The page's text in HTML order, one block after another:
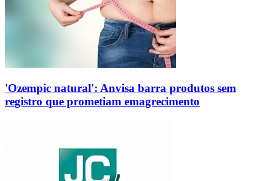
'Ozempic natural': Anvisa barra produtos sem
registro que prometiam emagrecimento